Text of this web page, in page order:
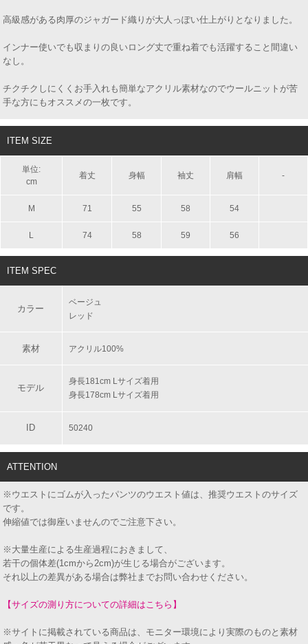
高級感がある肉厚のジャガード織りが大人っぽい仕上がりとなりました。
インナー使いでも収まりの良いロング丈で重ね着でも活躍すること間違い
なし。
チクチクしにくくお手入れも簡単なアクリル素材なのでウールニットが苦
手な方にもオススメの一枚です。
ITEM SIZE
単位:
cm
着丈 身幅 袖丈 肩幅 -
M 71 55 58 54
L 74 58 59 56
ITEM SPEC
カラー
ベージュ
レッド
素材 アクリル100%
モデル
身長181cm Lサイズ着用
身長178cm Lサイズ着用
ID 50240
ATTENTION
※ウエストにゴムが入ったパンツのウエスト値は、推奨ウエストのサイズ
です。
伸縮値では御座いませんのでご注意下さい。
※大量生産による生産過程におきまして、
若干の個体差(1cmから2cm)が生じる場合がございます。
それ以上の差異がある場合は弊社までお問い合わせください。
【サイズの測り方についての詳細はこちら】
※サイトに掲載されている商品は、モニター環境により実際のものと素材